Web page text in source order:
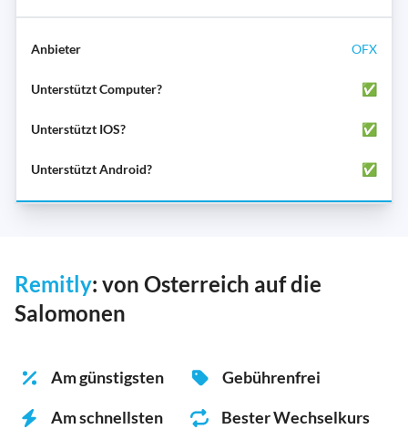
OFX
✅
✅
✅
Remitly: von Osterreich auf die
Salomonen
Am günstigsten
Gebührenfrei
Am schnellsten
Bester Wechselkurs